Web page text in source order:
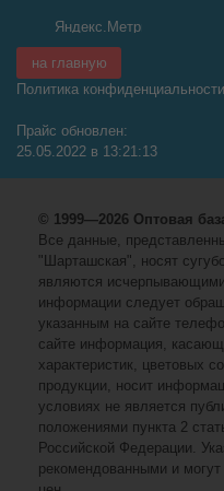
на главную
Политика конфиденциальности
Прайс обновлен:
25.05.2022 в 13:21:13
© 1999—2026 Оптовая
Все данные,
"Шарташская", носят
являются
информации следует
указанным на сайте
сайте информация,
характеристик, цветовых
продукции, носит
условиях не является
положениями пункта 2
Российской Федерации.
рекомендованными и